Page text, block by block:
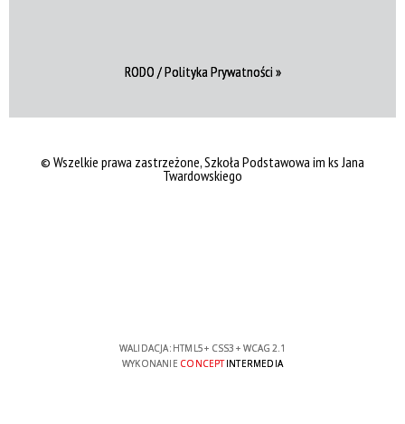
RODO / Polityka Prywatności »
© Wszelkie prawa zastrzeżone, Szkoła Podstawowa im ks Jana
Twardowskiego
WALIDACJA: HTML5+ CSS3 + WCAG 2.1
WYKONANIE CONCEPTINTERMEDIA